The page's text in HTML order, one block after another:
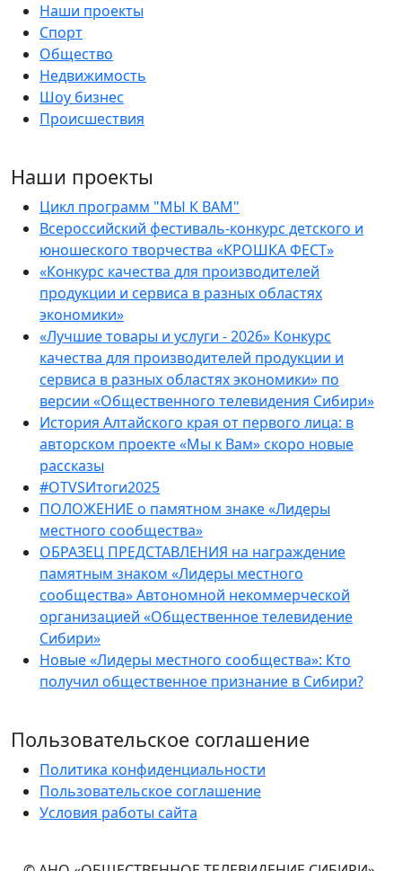
Наши проекты
Спорт
Общество
Недвижимость
Шоу бизнес
Происшествия
Наши проекты
Цикл программ "МЫ К ВАМ"
Всероссийский фестиваль-конкурс детского и
юношеского творчества «КРОШКА ФЕСТ»
«Конкурс качества для производителей
продукции и сервиса в разных областях
экономики»
«Лучшие товары и услуги - 2026» Конкурс
качества для производителей продукции и
сервиса в разных областях экономики» по
версии «Общественного телевидения Сибири»
История Алтайского края от первого лица: в
авторском проекте «Мы к Вам» скоро новые
рассказы
#OTVSИтоги2025
ПОЛОЖЕНИЕ о памятном знаке «Лидеры
местного сообщества»
ОБРАЗЕЦ ПРЕДСТАВЛЕНИЯ на награждение
памятным знаком «Лидеры местного
сообщества» Автономной некоммерческой
организацией «Общественное телевидение
Сибири»
Новые «Лидеры местного сообщества»: Кто
получил общественное признание в Сибири?
Пользовательское соглашение
Политика конфиденциальности
Пользовательское соглашение
Условия работы сайта